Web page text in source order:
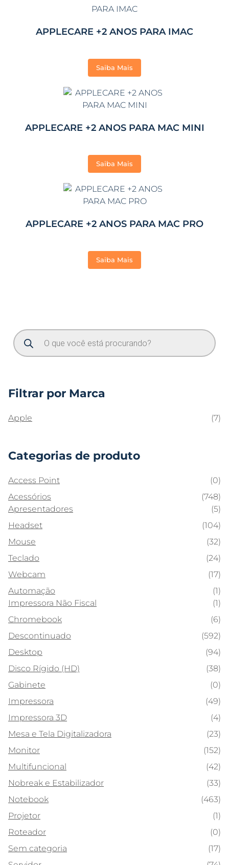
APPLECARE +2 ANOS PARA IMAC
Saiba Mais
APPLECARE +2 ANOS PARA MAC MINI
Saiba Mais
APPLECARE +2 ANOS PARA MAC PRO
Saiba Mais
Filtrar por Marca
Apple (7)
Categorias de produto
Access Point
(0)
Acessórios
(748)
Apresentadores
(5)
Headset
(104)
Mouse
(32)
Teclado
(24)
Webcam
(17)
Automação
(1)
Impressora Não Fiscal
(1)
Chromebook
(6)
Descontinuado
(592)
Desktop
(94)
Disco Rígido (HD)
(38)
Gabinete
(0)
Impressora
(49)
Impressora 3D
(4)
Mesa e Tela Digitalizadora
(23)
Monitor
(152)
Multifuncional
(42)
Nobreak e Estabilizador
(33)
Notebook
(463)
Projetor
(1)
Roteador
(0)
Sem categoria
(17)